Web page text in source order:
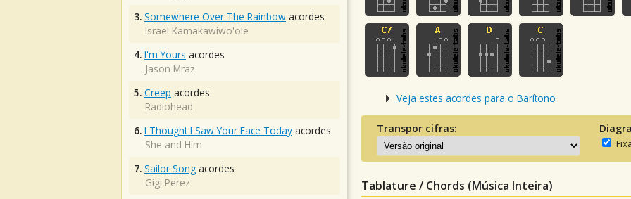
Veja estes acordes para o Barítono
Transpor cifras:
Tablature / Chords (Música Inteira)
3. Somewhere Over The Rainbow acordes
Israel Kamakawiwo'ole
4. I'm Yours acordes
Jason Mraz
5. Creep acordes
Radiohead
6. I Thought I Saw Your Face Today acordes
She and Him
7. Sailor Song acordes
Gigi Perez